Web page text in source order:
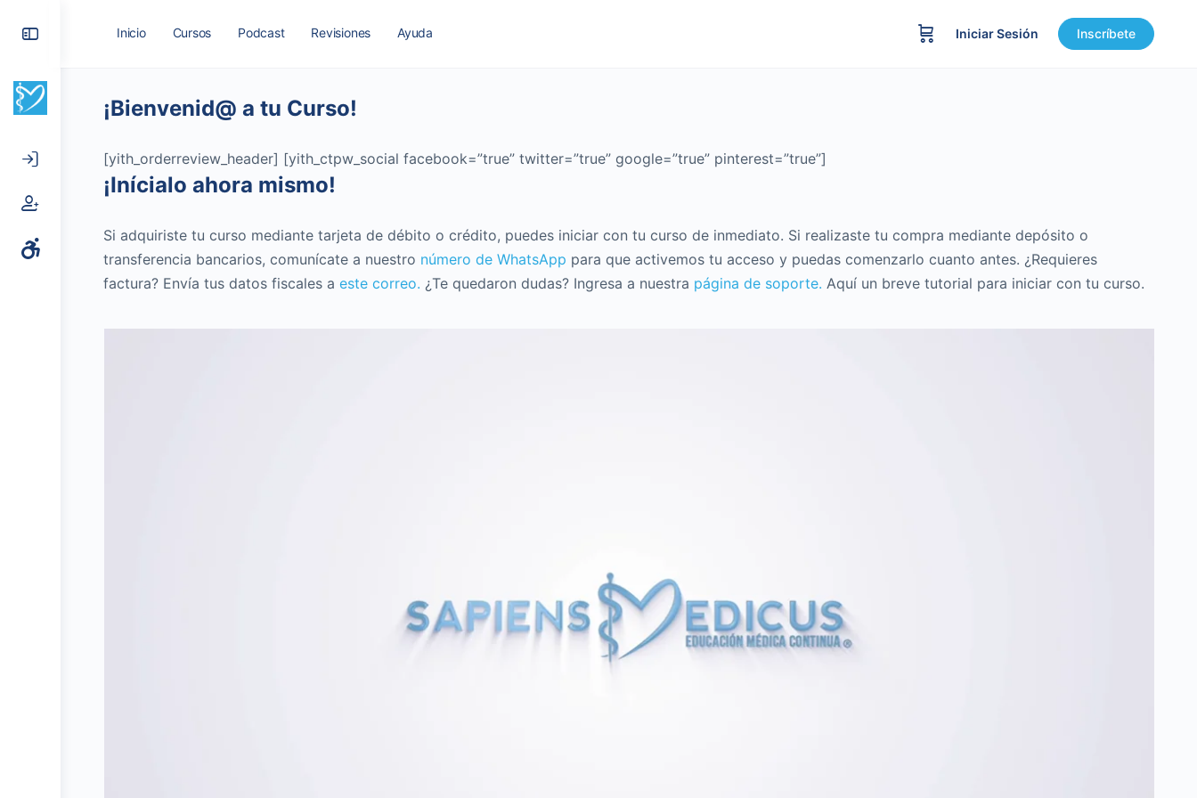
Panel
Inicio Cursos Podcast Revisiones Ayuda Iniciar Sesión Inscríbete
¡Bienvenid@ a tu Curso!
[yith_orderreview_header] [yith_ctpw_social facebook=”true” twitter=”true” google=”true” pinterest=”true”]
¡Inícialo ahora mismo!
Si adquiriste tu curso mediante tarjeta de débito o crédito, puedes iniciar con tu curso de inmediato. Si realizaste tu compra mediante depósito o
transferencia bancarios, comunícate a nuestro número de WhatsApp para que activemos tu acceso y puedas comenzarlo cuanto antes. ¿Requieres
factura? Envía tus datos fiscales a este correo. ¿Te quedaron dudas? Ingresa a nuestra página de soporte. Aquí un breve tutorial para iniciar con tu curso.